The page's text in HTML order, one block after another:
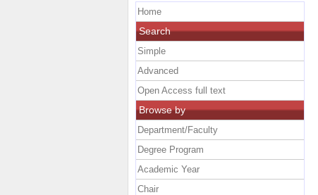
Home
Search
Simple
Advanced
Open Access full text
Browse by
Department/Faculty
Degree Program
Academic Year
Chair